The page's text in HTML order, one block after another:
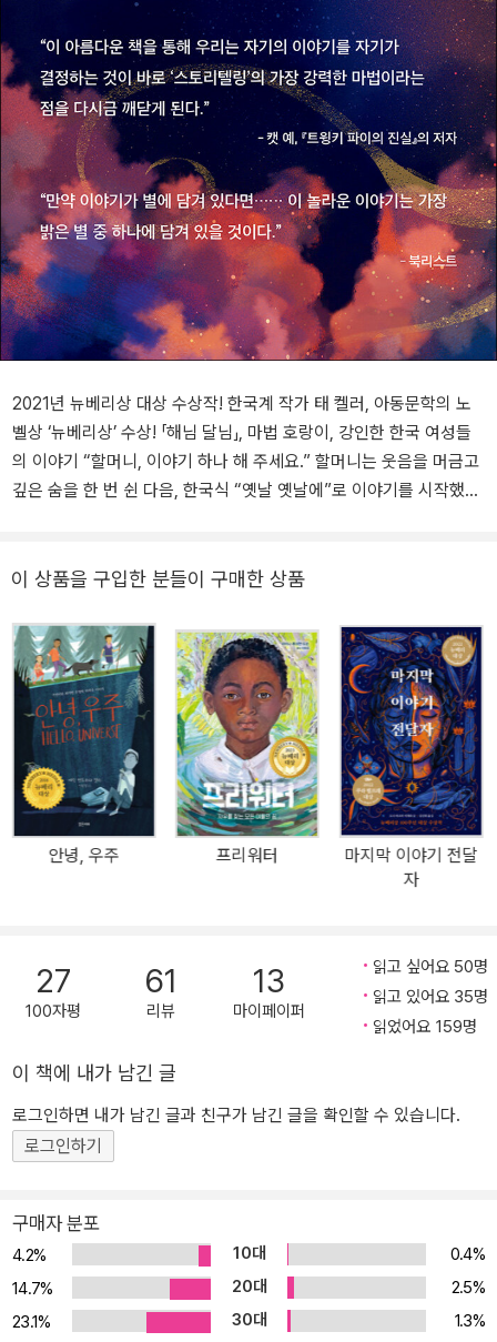
2021년 뉴베리상 대상 수상작! 한국계 작가 태 켈러, 아동문학의 노
벨상 ‘뉴베리상’ 수상! 「해님 달님」, 마법 호랑이, 강인한 한국 여성들
의 이야기 “할머니, 이야기 하나 해 주세요.” 할머니는 웃음을 머금고
깊은 숨을 한 번 쉰 다음, 한국식 “옛날 옛날에”로 이야기를 시작했다.
한국계 여성 작가 태 켈러(27)가 쓴 2021년 뉴베리상 대상 수상작
돌베개에서 출간되었다. 이미 한국에도 출간된 데뷔작 『깨지기 쉬운
것들의 과학』이 그랬듯, 태 켈러는 이번에도 사랑하는 가족을 위해 모
험에 뛰어드는 한국계 미국 소녀를 주인공으로 등장시킨다. 릴리네
가족은 병에 걸린 외할머니를 돌보기 위해 캘리포니아에서 워싱턴주
로 이사한다. 어느 날, 할머니의 「해님 달님」 이야기에서 튀어나온 것
만 같은 호랑이가 릴리 앞에 나타나 솔깃한 제안을 한다. 옛날 옛날에
네 할머니가 훔쳐 간 것을 돌려주면 할머니를 낫게 해 주마. 릴리는 온
힘을 다해 달리기 시작한다. 할머니를 구하기 위해서, 사랑하는 가족
을 지키기 위해서. 그러나 호랑이가 사람의 소원을 순순히 들어줄 리
가! 『호랑이를 덫에 가두면』은 자신을 ‘투명 인간’이라고 정의하고, 언
겨 둔 고통과 슬픔, 분노와 욕망, 드러내기 힘든 진실과 마주할 용기를
깨닫는 이야기다. 한편으로는 이야기의 힘, 가족의 마법, 자아 정체성
탐구, 강인한 한국 여성들에 관해 말한다. 이 소설에 등장하는 호랑이
는 복합적인 의미를 띠고 있다. 할머니와 릴리를 집요하게 뒤쫓는 통
으로부터 스스로 걸어 나오도록 부추기는 구원자이며, 궁극적으로는
‘조용하고 완벽한 여자아이’라는 껍질 속에 감춰진 ‘자유롭고 해방된
니와 릴리가 외면해 왔던 본연의 자기 자신을 상징한다. 이처럼 적대
자인 줄로만 알았던 호랑이가 차차 조력자로 밝혀지고, 릴리 안에 잠
들어 있던 ‘호랑이 소녀’가 서서히 깨어나는 서사가 현실과 환상이 공
존하는 세계 속에서 극적으로 펼쳐진다. 이야기 후반부에서 친구 리
키는 릴리에게 이렇게 말한다. “우린 아주 많은 모험을 할 거야, 초능
이 상품을 구입한 분들이 구매한 상품
안녕, 우주 프리워터
마지막 이야기 전달
자
27
100자평
61
리뷰
13
마이페이퍼
읽고 싶어요 50명
읽고 있어요 35명
읽었어요 159명
이 책에 내가 남긴 글
로그인하면 내가 남긴 글과 친구가 남긴 글을 확인할 수 있습니다.
로그인하기
구매자 분포
4.2% 10대
0.4%
14.7%
20대
2.5%
23.1%
30대
1.3%